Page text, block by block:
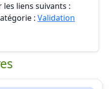
liens suivants :
: Validation